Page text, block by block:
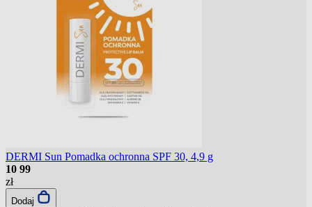
DERMI Sun Pomadka ochronna SPF 30, 4,9 g
10 99
zł
Dodaj